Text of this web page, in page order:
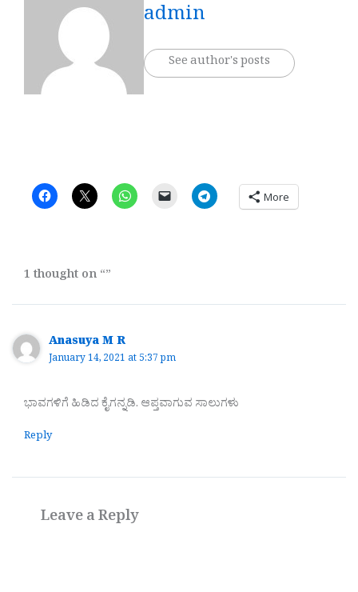
admin
See author's posts
More
1 thought on “”
Anasuya M R
January 14, 2021 at 5:37 pm
ಭಾವಗಳಿಗೆ ಹಿಡಿದ ಕೈಗನ್ನಡಿ. ಆಪ್ತವಾಗುವ ಸಾಲುಗಳು
Reply
Leave a Reply